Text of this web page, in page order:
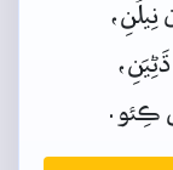
نِيلُنِ،
ڌَڻِيَنِ،
ڪِئو.